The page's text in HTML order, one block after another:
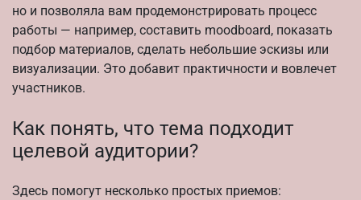
но и позволяла вам продемонстрировать процесс
работы — например, составить moodboard, показать
подбор материалов, сделать небольшие эскизы или
визуализации. Это добавит практичности и вовлечет
участников.
Как понять, что тема подходит
целевой аудитории?
Здесь помогут несколько простых приемов: